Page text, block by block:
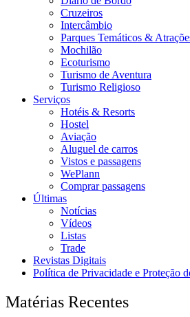
Cruzeiros
Intercâmbio
Parques Temáticos &
Mochilão
Ecoturismo
Turismo de Aventura
Turismo Religioso
Serviços
Hotéis & Resorts
Hostel
Aviação
Aluguel de carros
Vistos e passagens
WePlann
Comprar passagens
Últimas
Notícias
Vídeos
Listas
Trade
Revistas Digitais
Política de Privacidade e Proteção
Matérias Recentes